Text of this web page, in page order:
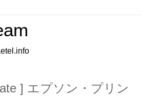
] エプソン・プリン